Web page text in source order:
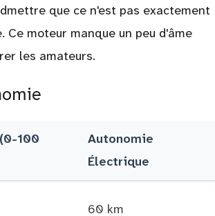
que ce n'est pas exactement
moteur manque un peu d'âme
les amateurs.
100
Autonomie
Électrique
60 km